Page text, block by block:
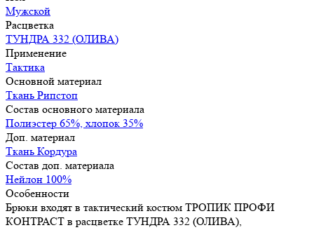
Мужской
Расцветка
ТУНДРА 332 (ОЛИВА)
Применение
Тактика
Основной материал
Ткань Рипстоп
Состав основного материала
Полиэстер 65%, хлопок 35%
Доп. материал
Ткань Кордура
Состав доп. материала
Нейлон 100%
Особенности
Брюки входят в тактический костюм ТРОПИК ПРОФИ
КОНТРАСТ в расцветке ТУНДРА 332 (ОЛИВА),